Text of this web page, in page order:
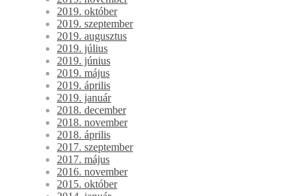
2019. október
2019. szeptember
2019. augusztus
2019. július
2019. június
2019. május
2019. április
2019. január
2018. december
2018. november
2018. április
2017. szeptember
2017. május
2016. november
2015. október